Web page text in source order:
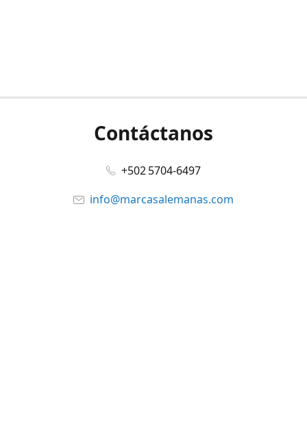
Contáctanos
+502 5704-6497
info@marcasalemanas.com